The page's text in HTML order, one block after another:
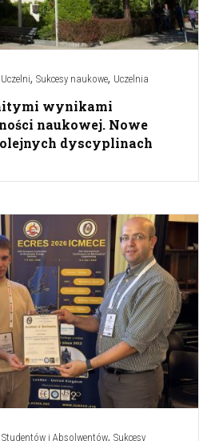
, Sukcesy naukowe, Uczelnia
wynikami
naukowej. Nowe
dyscyplinach
i Absolwentów, Sukcesy